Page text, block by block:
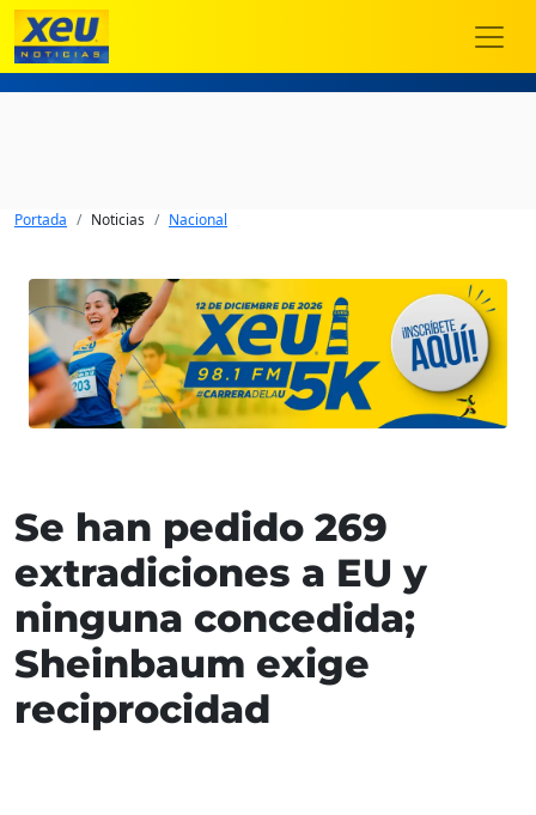
Portada Noticias Nacional
Se han pedido 269
extradiciones a EU y
ninguna concedida;
Sheinbaum exige
reciprocidad